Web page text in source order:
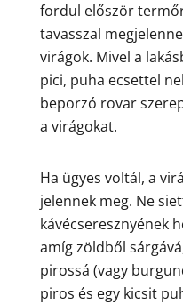
fordul először
tavasszal
virágok. Mivel a
pici, puha ecsettel
beporzó rovar
a virágokat.
Ha ügyes voltál, a
jelennek meg. Ne
kávécseresznyének
amíg zöldből
pirossá (vagy
piros és egy kicsit